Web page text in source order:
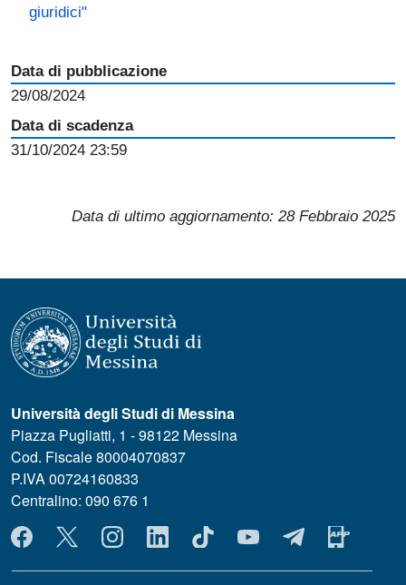
giuridici"
Data di pubblicazione
29/08/2024
Data di scadenza
31/10/2024 23:59
Data di ultimo aggiornamento: 28 Febbraio 2025
Università degli Studi di Messina
Piazza Pugliatti, 1 - 98122 Messina
Cod. Fiscale 80004070837
P.IVA 00724160833
Centralino: 090 676 1
MENÙ SOCIAL